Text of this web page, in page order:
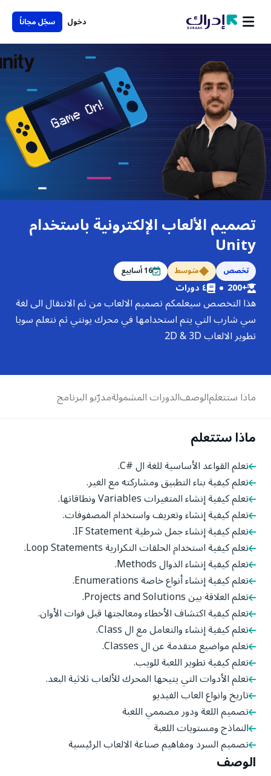
دخول سجّل مجاناً
تصميم الألعاب الإلكترونية باستخدام
Unity
تخصص متوسط 16أسابيع
+200 ٤ دورات
هذا التخصص سيعلمكم تصميم الالعاب من ثم الانتقال الى لغة
سي شارب التي يتم استخدامها في محرك يونتي ثم نتعلم سويا
تطوير الالعاب 2D & 3D
ماذا ستتعلمالوصفالدورات المشمولةمدرّبو البرنامج
ماذا ستتعلم
تعلم القواعد الأساسية للغة ال #C.
تعلم كيفية بناء التطبيق ومشاركته مع الغير.
تعلم كيفية إنشاء المتغيرات Variables ونطاقاتها.
تعلم كيفية إنشاء وتعريف واستخدام المصفوفات.
تعلم كيفية إنشاء جمل شرطية IF Statement.
تعلم كيفية استخدام الحلقات التكرارية Loop Statements.
تعلم كيفية إنشاء الدوال Methods.
تعلم كيفية إنشاء أنواع خاصة Enumerations.
تعلم العلاقة بين Projects and Solutions.
تعلم كيفية اكتشاف الأخطاء ومعالجتها قبل فوات الأوان.
تعلم كيفية إنشاء والتعامل مع ال Class.
تعلم مواضيع متقدمة عن ال Classes.
تعلم كيفية تطوير اللعبة للويب.
تعلم الأدوات التي يتيحها المحرك للألعاب ثلاثية البعد.
تاريخ وانواع العاب الفيديو
تصميم اللعة ودور مصممي اللعبة
النماذج ومستويات اللعبة
تصميم السرد ومفاهيم صناعة الالعاب الرئيسية
الوصف